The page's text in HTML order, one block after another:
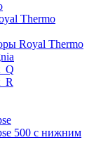
Thermo
Royal Thermo
500 с нижним